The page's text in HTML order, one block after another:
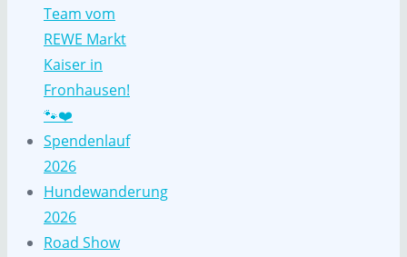
Team vom
REWE Markt
Kaiser in
Fronhausen!
🐾❤️
Spendenlauf
2026
Hundewanderung
2026
Road Show